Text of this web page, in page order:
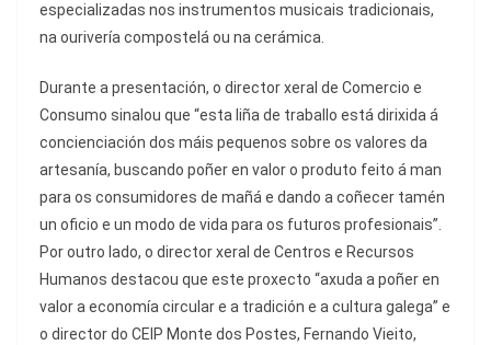
especializadas nos instrumentos musicais tradicionais,
na ourivería compostelá ou na cerámica.
Durante a presentación, o director xeral de Comercio e
Consumo sinalou que “esta liña de traballo está dirixida á
concienciación dos máis pequenos sobre os valores da
artesanía, buscando poñer en valor o produto feito á man
para os consumidores de mañá e dando a coñecer tamén
un oficio e un modo de vida para os futuros profesionais”.
Por outro lado, o director xeral de Centros e Recursos
Humanos destacou que este proxecto “axuda a poñer en
valor a economía circular e a tradición e a cultura galega” e
o director do CEIP Monte dos Postes, Fernando Vieito,